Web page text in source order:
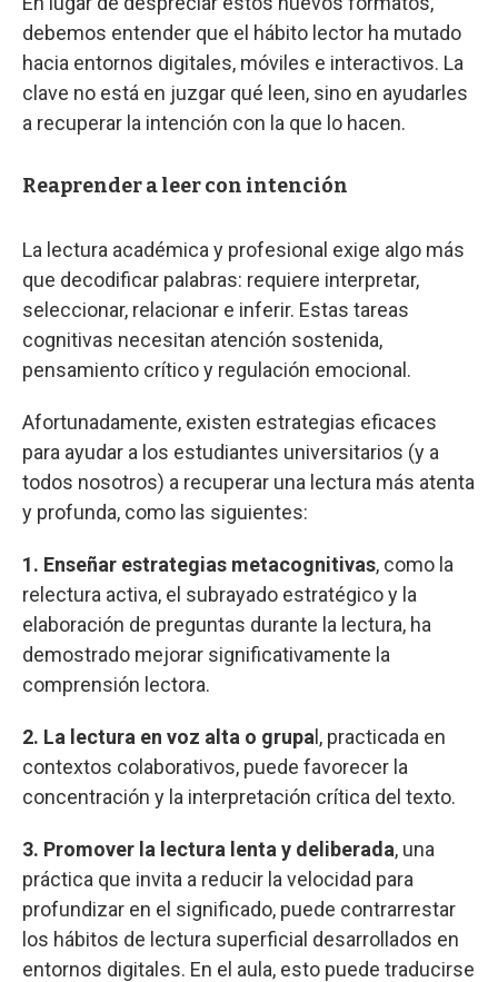
debemos entender que el hábito lector ha mutado
hacia entornos digitales, móviles e interactivos. La
clave no está en juzgar qué leen, sino en ayudarles
a recuperar la intención con la que lo hacen.
Reaprender a leer con intención
La lectura académica y profesional exige algo más
que decodificar palabras: requiere interpretar,
seleccionar, relacionar e inferir. Estas tareas
cognitivas necesitan atención sostenida,
pensamiento crítico y regulación emocional.
Afortunadamente, existen estrategias eficaces
para ayudar a los estudiantes universitarios (y a
todos nosotros) a recuperar una lectura más atenta
y profunda, como las siguientes:
1. Enseñar estrategias metacognitivas, como la
relectura activa, el subrayado estratégico y la
elaboración de preguntas durante la lectura, ha
demostrado mejorar significativamente la
comprensión lectora.
2. La lectura en voz alta o grupa l, practicada en
contextos colaborativos, puede favorecer la
concentración y la interpretación crítica del texto.
3. Promover la lectura lenta y deliberada, una
práctica que invita a reducir la velocidad para
profundizar en el significado, puede contrarrestar
los hábitos de lectura superficial desarrollados en
entornos digitales. En el aula, esto puede traducirse